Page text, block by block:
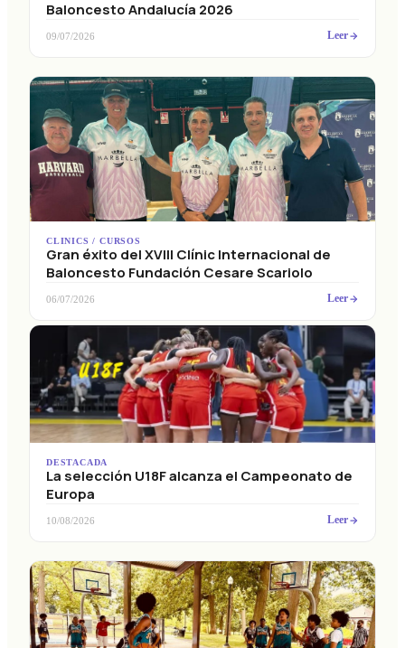
Baloncesto Andalucía 2026
09/07/2026 Leer
CLINICS / CURSOS
Gran éxito del XVIII Clínic Internacional de
Baloncesto Fundación Cesare Scariolo
06/07/2026 Leer
DESTACADA
La selección U18F alcanza el Campeonato de
Europa
10/08/2026 Leer